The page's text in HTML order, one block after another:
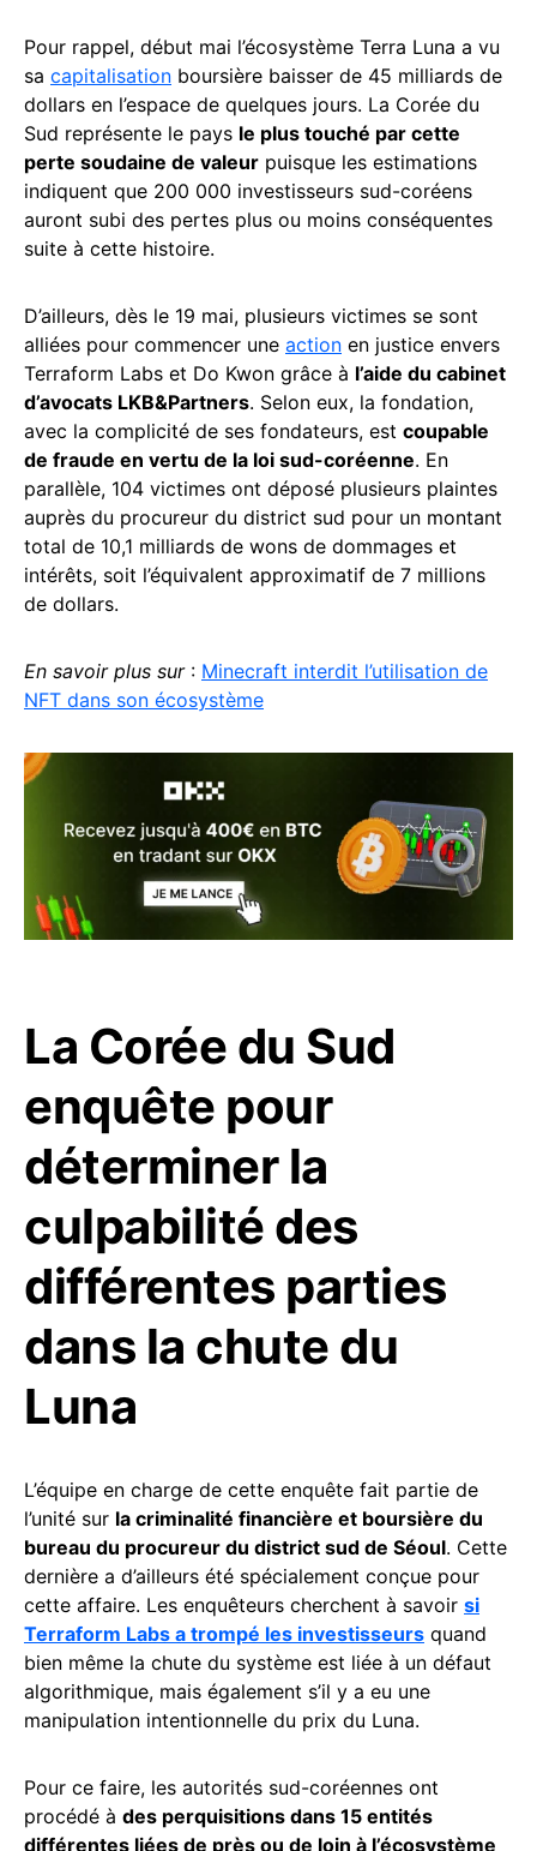
Pour rappel, début mai l’écosystème Terra Luna a vu
sa capitalisation boursière baisser de 45 milliards de
dollars en l’espace de quelques jours. La Corée du
Sud représente le pays le plus touché par cette
perte soudaine de valeur puisque les estimations
indiquent que 200 000 investisseurs sud-coréens
auront subi des pertes plus ou moins conséquentes
suite à cette histoire.
D’ailleurs, dès le 19 mai, plusieurs victimes se sont
alliées pour commencer une action en justice envers
Terraform Labs et Do Kwon grâce à l’aide du cabinet
d’avocats LKB&Partners. Selon eux, la fondation,
avec la complicité de ses fondateurs, est coupable
de fraude en vertu de la loi sud-coréenne. En
parallèle, 104 victimes ont déposé plusieurs plaintes
auprès du procureur du district sud pour un montant
total de 10,1 milliards de wons de dommages et
intérêts, soit l’équivalent approximatif de 7 millions
de dollars.
En savoir plus sur: Minecraft interdit l’utilisation de
NFT dans son écosystème
La Corée du Sud
enquête pour
déterminer la
culpabilité des
différentes parties
dans la chute du
Luna
L’équipe en charge de cette enquête fait partie de
l’unité sur la criminalité financière et boursière du
bureau du procureur du district sud de Séoul. Cette
dernière a d’ailleurs été spécialement conçue pour
cette affaire. Les enquêteurs cherchent à savoir si
Terraform Labs a trompé les investisseurs quand
bien même la chute du système est liée à un défaut
algorithmique, mais également s’il y a eu une
manipulation intentionnelle du prix du Luna.
Pour ce faire, les autorités sud-coréennes ont
procédé à des perquisitions dans 15 entités
différentes liées de près ou de loin à l’écosystème